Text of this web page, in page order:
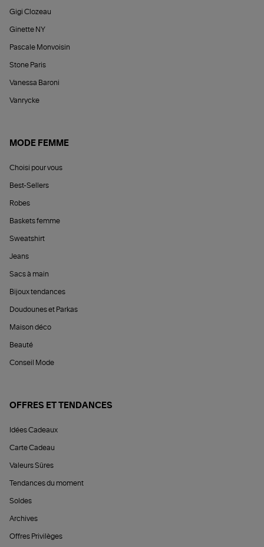
Gigi Clozeau
Ginette NY
Pascale Monvoisin
Stone Paris
Vanessa Baroni
Vanrycke
MODE FEMME
Choisi pour vous
Best-Sellers
Robes
Baskets femme
Sweatshirt
Jeans
Sacs à main
Bijoux tendances
Doudounes et Parkas
Maison déco
Beauté
Conseil Mode
OFFRES ET TENDANCES
Idées Cadeaux
Carte Cadeau
Valeurs Sûres
Tendances du moment
Soldes
Archives
Offres Privilèges